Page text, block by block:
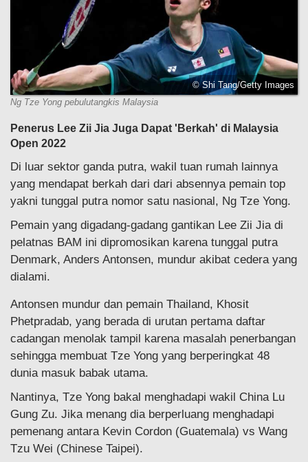
© Shi Tang/Getty Images
Ng Tze Yong pebulutangkis Malaysia
Penerus Lee Zii Jia Juga Dapat 'Berkah' di Malaysia
Open 2022
Di luar sektor ganda putra, wakil tuan rumah lainnya
yang mendapat berkah dari dari absennya pemain top
yakni tunggal putra nomor satu nasional, Ng Tze Yong.
Pemain yang digadang-gadang gantikan Lee Zii Jia di
pelatnas BAM ini dipromosikan karena tunggal putra
Denmark, Anders Antonsen, mundur akibat cedera yang
dialami.
Antonsen mundur dan pemain Thailand, Khosit
Phetpradab, yang berada di urutan pertama daftar
cadangan menolak tampil karena masalah penerbangan
sehingga membuat Tze Yong yang berperingkat 48
dunia masuk babak utama.
Nantinya, Tze Yong bakal menghadapi wakil China Lu
Gung Zu. Jika menang dia berperluang menghadapi
pemenang antara Kevin Cordon (Guatemala) vs Wang
Tzu Wei (Chinese Taipei).